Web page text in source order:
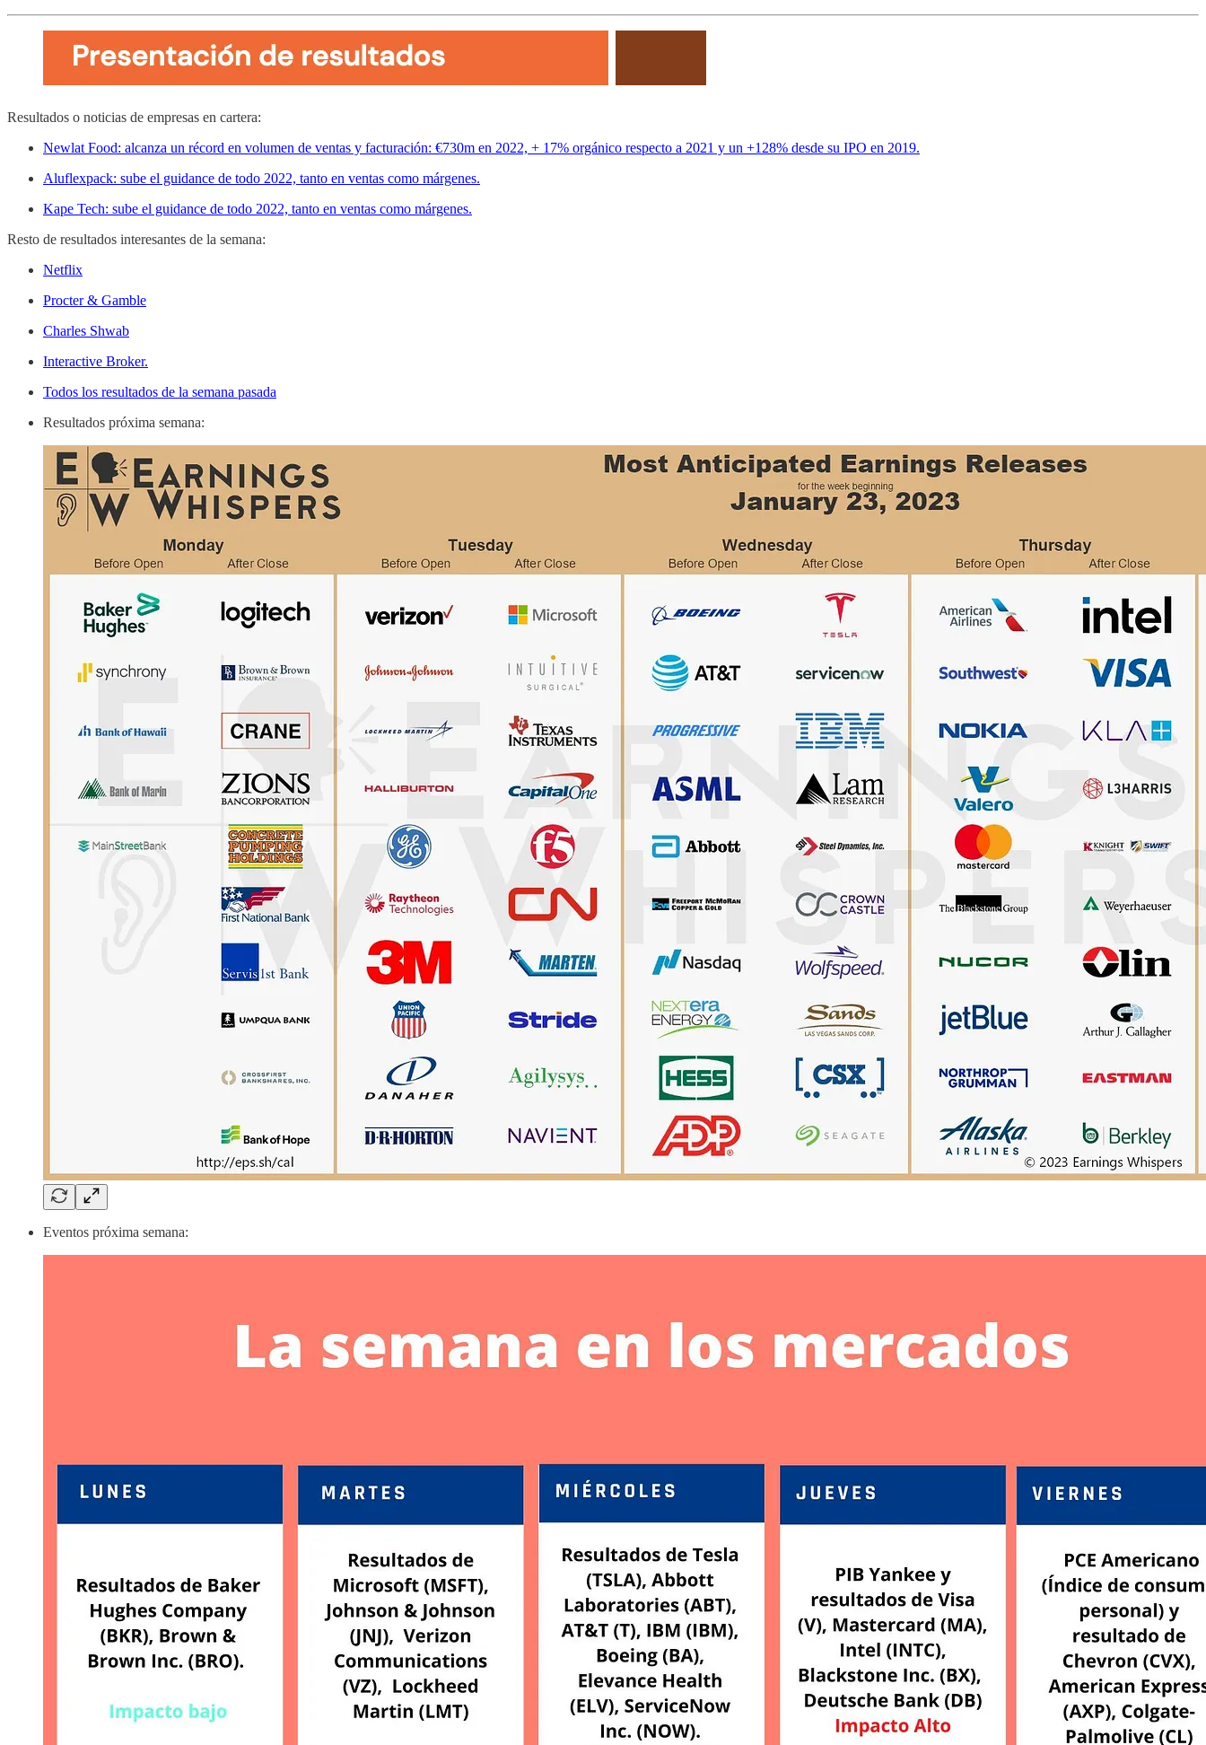
Resultados o noticias de empresas en cartera:
Newlat Food: alcanza un récord en volumen de ventas y facturación: €730m en 2022, + 17% orgánico respecto a 2021 y un +128% desde su IPO en 2019.
Aluflexpack: sube el guidance de todo 2022, tanto en ventas como márgenes.
Kape Tech: sube el guidance de todo 2022, tanto en ventas como márgenes.
Resto de resultados interesantes de la semana:
Netflix
Procter & Gamble
Charles Shwab
Interactive Broker.
Todos los resultados de la semana pasada
Resultados próxima semana:
Eventos próxima semana: